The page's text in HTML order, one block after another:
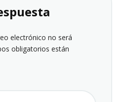
electrónico no será
obligatorios están